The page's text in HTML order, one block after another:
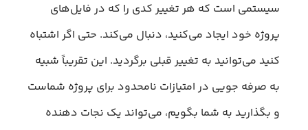
سیستمی است که هر تغییر کدی را که در فایل‌های
پروژه خود ایجاد می‌کنید‌، دنبال می‌کند. حتی اگر اشتباه
کنید می‌توانید به تغییر قبلی برگردید. این تقریباً شبیه
به صرفه جویی در امتیازات نامحدود برای پروژه شماست
و بگذارید به شما بگویم، می‌تواند یک نجات دهنده